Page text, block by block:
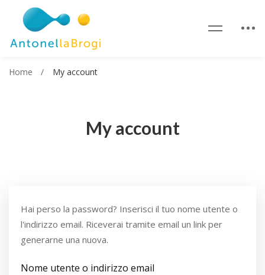
My account
Home My account
Hai perso la password? Inserisci il tuo nome utente o
l'indirizzo email. Riceverai tramite email un link per
generarne una nuova.
Nome utente o indirizzo email